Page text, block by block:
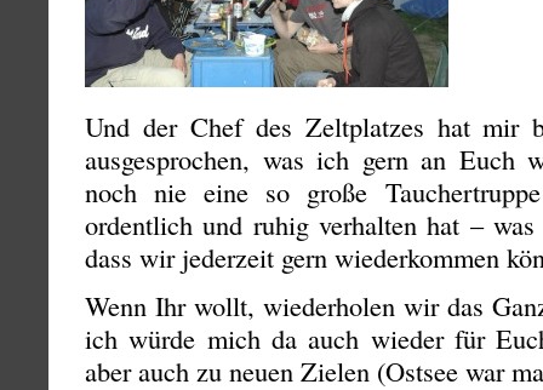
Und der Chef des Zeltplatzes hat mir
ausgesprochen, was ich gern an Euch
noch nie eine so große
ordentlich und ruhig verhalten hat –
dass wir jederzeit gern wiederkommen
Wenn Ihr wollt, wiederholen wir das
ich würde mich da auch wieder für
aber auch zu neuen Zielen (Ostsee war